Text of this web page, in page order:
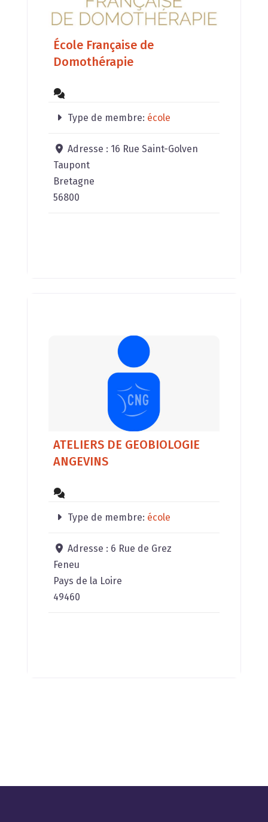
École Française de
Domothérapie
Type de membre: école
Adresse : 16 Rue Saint-Golven
Taupont
Bretagne
56800
ATELIERS DE GEOBIOLOGIE
ANGEVINS
Type de membre: école
Adresse : 6 Rue de Grez
Feneu
Pays de la Loire
49460